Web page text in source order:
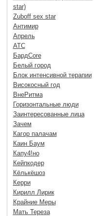
star)
Zuboff sex star
Антимир
Апрель
АТС
БардCore
Белый город
Блок интенсивной терапии
Високосный год
ВнеРитма
Горизонтальные люди
Заинтересованные лица
Зачем
Кагор палачам
Каин Баум
Капу4!но
Кейпкодер
Кёлькёшоз
Керри
Кирилл Лирик
Крайние Меры
Мать Тереза